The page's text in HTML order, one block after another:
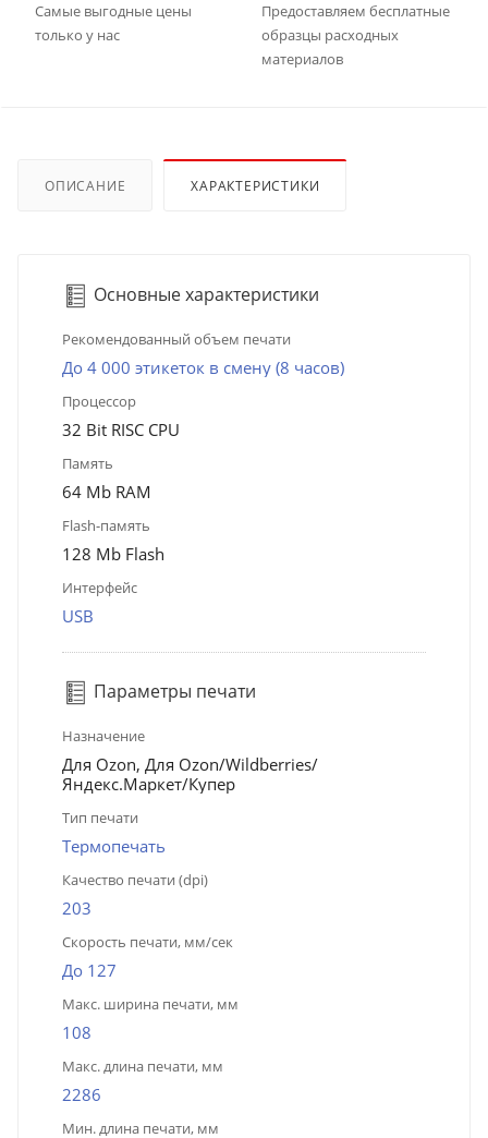
Самые выгодные цены
только у нас
Предоставляем бесплатные
образцы расходных
материалов
ОПИСАНИЕ ХАРАКТЕРИСТИКИ
Основные характеристики
Рекомендованный объем печати
До 4 000 этикеток в смену (8 часов)
Процессор
32 Bit RISC CPU
Память
64 Mb RAM
Flash-память
128 Mb Flash
Интерфейс
USB
Параметры печати
Назначение
Для Ozon, Для Ozon/Wildberries/
Яндекс.Маркет/Купер
Тип печати
Термопечать
Качество печати (dpi)
203
Скорость печати, мм/сек
До 127
Макс. ширина печати, мм
108
Макс. длина печати, мм
2286
Мин. длина печати, мм